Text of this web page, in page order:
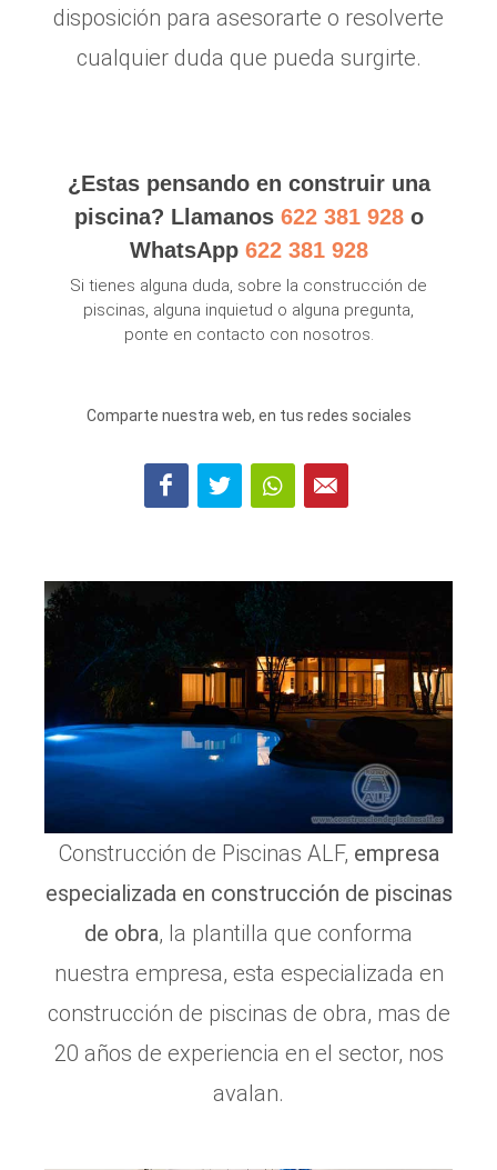
disposición para asesorarte o resolverte
cualquier duda que pueda surgirte.
¿Estas pensando en construir una
piscina? Llamanos 622 381 928o
WhatsApp 622 381 928
Si tienes alguna duda, sobre la construcción de
piscinas, alguna inquietud o alguna pregunta,
ponte en contacto con nosotros.
Comparte nuestra web, en tus redes sociales
Construcción de Piscinas ALF, empresa
especializada en construcción de piscinas
de obra, la plantilla que conforma
nuestra empresa, esta especializada en
construcción de piscinas de obra, mas de
20 años de experiencia en el sector, nos
avalan.